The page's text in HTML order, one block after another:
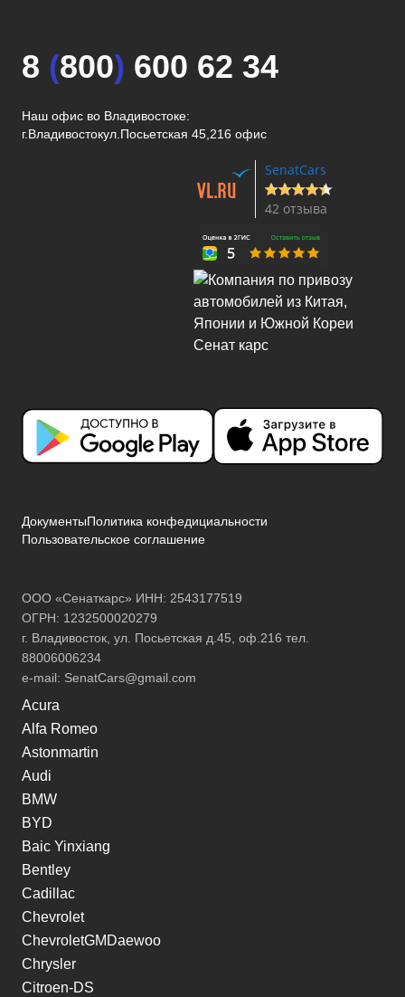
8 (800) 600 62 34
Наш офис во Владивостоке:
г.Владивостокул.Посьетская 45,216 офис
SenatCars
42 отзыва
ДокументыПолитика конфедициальности
Пользовательское соглашение
ООО «Сенаткарс» ИНН: 2543177519
ОГРН: 1232500020279
г. Владивосток, ул. Посьетская д.45, оф.216 тел.
88006006234
e-mail: SenatCars@gmail.com
Acura
Alfa Romeo
Astonmartin
Audi
BMW
BYD
Baic Yinxiang
Bentley
Cadillac
Chevrolet
ChevroletGMDaewoo
Chrysler
Citroen-DS